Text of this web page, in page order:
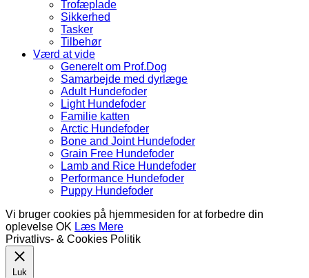
Trofæplade
Sikkerhed
Tasker
Tilbehør
Værd at vide
Generelt om Prof.Dog
Samarbejde med dyrlæge
Adult Hundefoder
Light Hundefoder
Familie katten
Arctic Hundefoder
Bone and Joint Hundefoder
Grain Free Hundefoder
Lamb and Rice Hundefoder
Performance Hundefoder
Puppy Hundefoder
Vi bruger cookies på hjemmesiden for at forbedre din
oplevelse OK Læs Mere
Privatlivs- & Cookies Politik
Luk